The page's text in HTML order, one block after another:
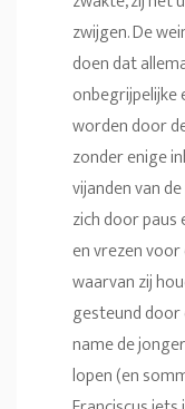
zwijgen. De
doen dat
onbegrijpelijke
worden door
zonder enige
vijanden van
zich door paus
en vrezen
waarvan zij
gesteund
name de
lopen (en